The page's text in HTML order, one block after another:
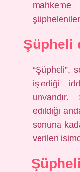
Şüpheli
“Şüpheli”,
işlediği
unvandır.
edildiği
sonuna
verilen